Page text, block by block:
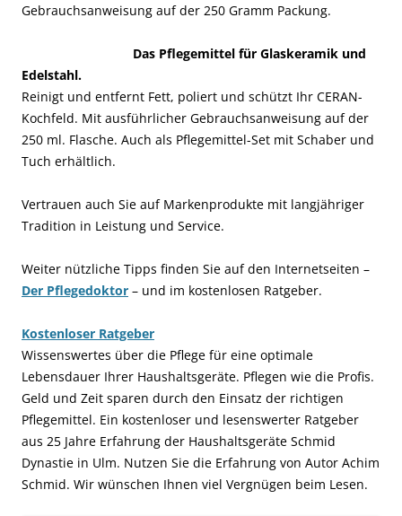
Gebrauchsanweisung auf der 250 Gramm Packung.
Das Pflegemittel für Glaskeramik und
Edelstahl.
Reinigt und entfernt Fett, poliert und schützt Ihr CERAN-
Kochfeld. Mit ausführlicher Gebrauchsanweisung auf der
250 ml. Flasche. Auch als Pflegemittel-Set mit Schaber und
Tuch erhältlich.
Vertrauen auch Sie auf Markenprodukte mit langjähriger
Tradition in Leistung und Service.
Weiter nützliche Tipps finden Sie auf den Internetseiten –
Der Pflegedoktor – und im kostenlosen Ratgeber.
Kostenloser Ratgeber
Wissenswertes über die Pflege für eine optimale
Lebensdauer Ihrer Haushaltsgeräte. Pflegen wie die Profis.
Geld und Zeit sparen durch den Einsatz der richtigen
Pflegemittel. Ein kostenloser und lesenswerter Ratgeber
aus 25 Jahre Erfahrung der Haushaltsgeräte Schmid
Dynastie in Ulm. Nutzen Sie die Erfahrung von Autor Achim
Schmid. Wir wünschen Ihnen viel Vergnügen beim Lesen.